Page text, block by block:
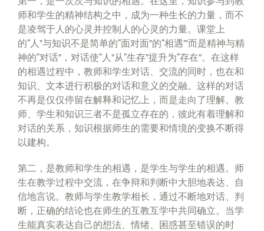
师和学生的精神结构之中，成为一种生长的力量，而不
是凌驾于人的心灵并控制人的心灵的力量。课堂上
的“人”与知识不是简单的“面对面”的“相遇”’而是精神与精
神的“对话”，对话使“人”从“生存”提升为“存在”。在这样
的相遇过程中，教师和学生对话、交流的同时，也在和
知识、文本进行积极的对话和意义的交融。这样的对话
不再是仅仅停留在解释和记忆上，而是走向了理解。教
师、学生和知识三者不是孤立存在的，彼此有着理解和
对话的关系，知识根据师生的需要和情境的变换不断得
以建构。
第二，是教师和学生的相遇，是学生与学生的相遇。师
生在教学过程中交流，在争辩和判断中大胆地表达、自
信地言说。教师与学生教学相长，通过不断地对话、判
断，正确的结论也在师生的互教互学中共同确立。当学
生能真实表达自己的想法、情绪、困惑甚至错误的时